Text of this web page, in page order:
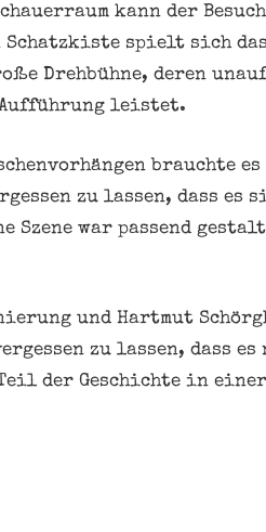
kann der
spielt sich das
Drehbühne, deren
leistet.
brauchte
zu lassen, dass es
Szene war passend
und Hartmut
zu lassen, dass
der Geschichte in